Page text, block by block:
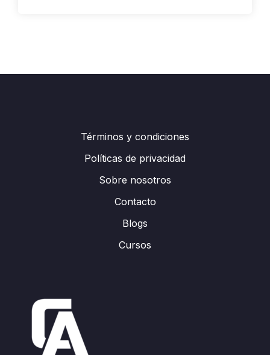
Términos y condiciones
Políticas de privacidad
Sobre nosotros
Contacto
Blogs
Cursos